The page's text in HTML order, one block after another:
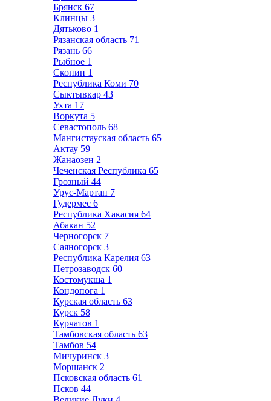
Брянск 67
Клинцы 3
Дятьково 1
Рязанская область 71
Рязань 66
Рыбное 1
Скопин 1
Республика Коми 70
Сыктывкар 43
Ухта 17
Воркута 5
Севастополь 68
Мангистауская область 65
Актау 59
Жанаозен 2
Чеченская Республика 65
Грозный 44
Урус-Мартан 7
Гудермес 6
Республика Хакасия 64
Абакан 52
Черногорск 7
Саяногорск 3
Республика Карелия 63
Петрозаводск 60
Костомукша 1
Кондопога 1
Курская область 63
Курск 58
Курчатов 1
Тамбовская область 63
Тамбов 54
Мичуринск 3
Моршанск 2
Псковская область 61
Псков 44